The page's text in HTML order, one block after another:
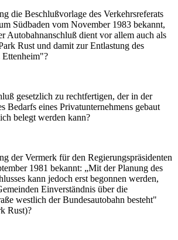
die Beschlußvorlage des Verkehrsreferats
Südbaden vom November 1983 bekannt,
Autobahnanschluß dient vor allem auch als
Rust und damit zur Entlastung des
Ettenheim"?
gesetzlich zu rechtfertigen, der in der
Bedarfs eines Privatunternehmens gebaut
belegt werden kann?
der Vermerk für den Regierungspräsidenten
1981 bekannt: „Mit der Planung des
kann jedoch erst begonnen werden,
Einverständnis über die
westlich der Bundesautobahn besteht"
Rust)?